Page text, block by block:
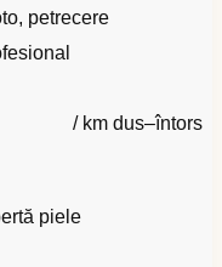
petrecere
/ km dus–întors
piele